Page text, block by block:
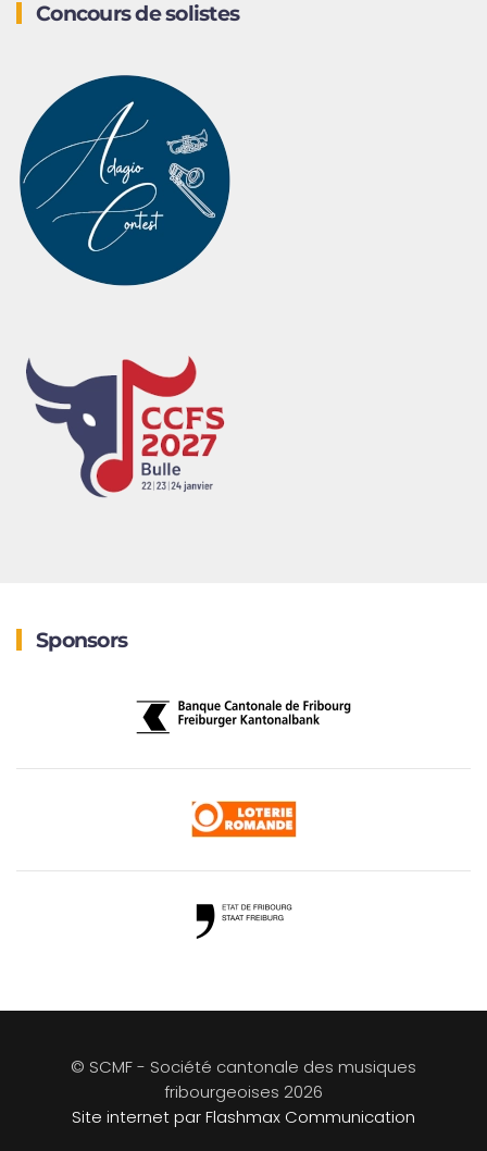
Concours de solistes
Sponsors
© SCMF - Société cantonale des musiques
fribourgeoises 2026
Site internet par Flashmax Communication